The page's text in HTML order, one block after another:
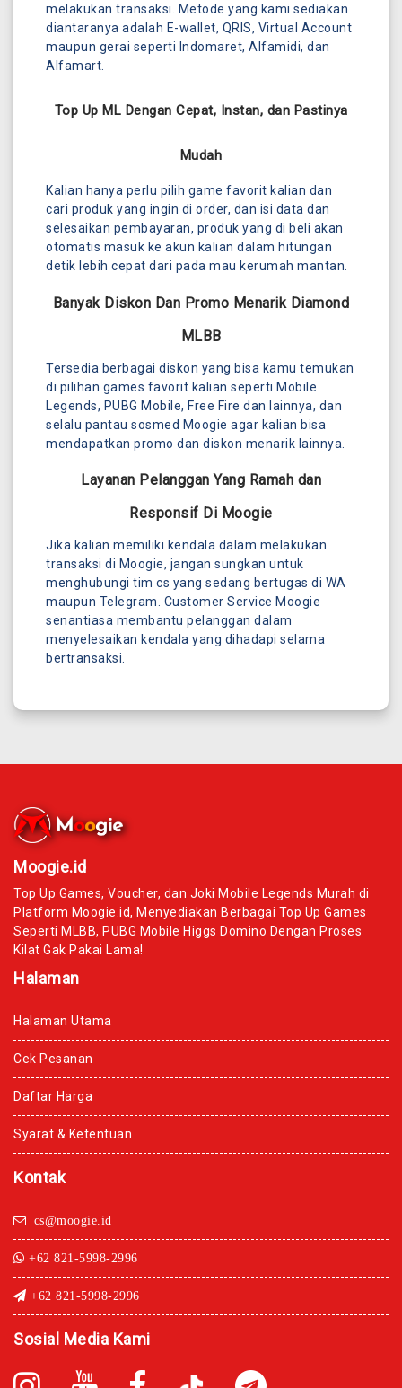
melakukan transaksi. Metode yang kami sediakan
diantaranya adalah E-wallet, QRIS, Virtual Account
maupun gerai seperti Indomaret, Alfamidi, dan
Alfamart.
Top Up ML Dengan Cepat, Instan, dan Pastinya
Mudah
Kalian hanya perlu pilih game favorit kalian dan
cari produk yang ingin di order, dan isi data dan
selesaikan pembayaran, produk yang di beli akan
otomatis masuk ke akun kalian dalam hitungan
detik lebih cepat dari pada mau kerumah mantan.
Banyak Diskon Dan Promo Menarik Diamond
MLBB
Tersedia berbagai diskon yang bisa kamu temukan
di pilihan games favorit kalian seperti Mobile
Legends, PUBG Mobile, Free Fire dan lainnya, dan
selalu pantau sosmed Moogie agar kalian bisa
mendapatkan promo dan diskon menarik lainnya.
Layanan Pelanggan Yang Ramah dan
Responsif Di Moogie
Jika kalian memiliki kendala dalam melakukan
transaksi di Moogie, jangan sungkan untuk
menghubungi tim cs yang sedang bertugas di WA
maupun Telegram. Customer Service Moogie
senantiasa membantu pelanggan dalam
menyelesaikan kendala yang dihadapi selama
bertransaksi.
Moogie.id
Top Up Games, Voucher, dan Joki Mobile Legends Murah di
Platform Moogie.id, Menyediakan Berbagai Top Up Games
Seperti MLBB, PUBG Mobile Higgs Domino Dengan Proses
Kilat Gak Pakai Lama!
Halaman
Halaman Utama
Cek Pesanan
Daftar Harga
Syarat & Ketentuan
Kontak
cs@moogie.id
+62 821-5998-2996
+62 821-5998-2996
Sosial Media Kami